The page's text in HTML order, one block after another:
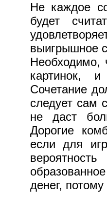
Не каждое
будет
выигрышное
Необходимо,
картинок,
Сочетание
следует сам
не даст
Дорогие
если для
денег,